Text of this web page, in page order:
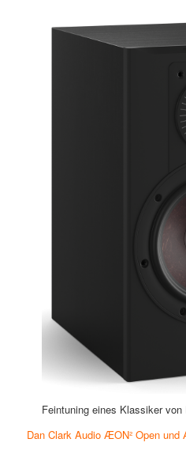
Feintuning eines Klassiker
Dan Clark Audio ÆON² Open und